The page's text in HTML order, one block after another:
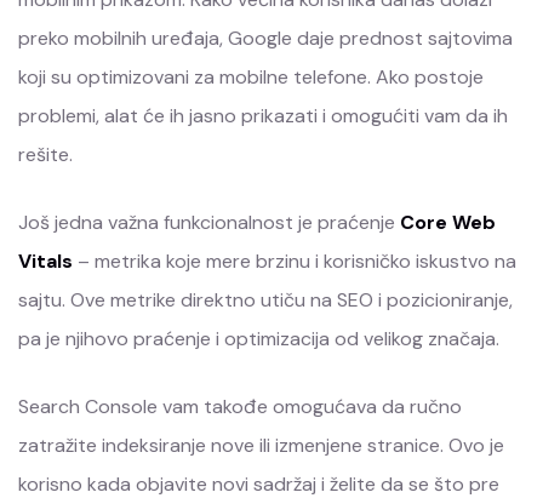
preko mobilnih uređaja, Google daje prednost sajtovima
koji su optimizovani za mobilne telefone. Ako postoje
problemi, alat će ih jasno prikazati i omogućiti vam da ih
rešite.
Još jedna važna funkcionalnost je praćenje Core Web
Vitals – metrika koje mere brzinu i korisničko iskustvo na
sajtu. Ove metrike direktno utiču na SEO i pozicioniranje,
pa je njihovo praćenje i optimizacija od velikog značaja.
Search Console vam takođe omogućava da ručno
zatražite indeksiranje nove ili izmenjene stranice. Ovo je
korisno kada objavite novi sadržaj i želite da se što pre